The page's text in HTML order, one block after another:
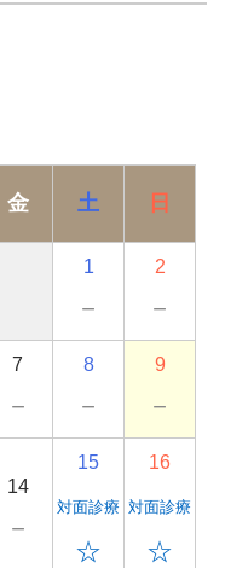
金 土 日
1
－
2
－
7
－
8
－
9
－
14
－
15
対面診療
☆
16
対面診療
☆